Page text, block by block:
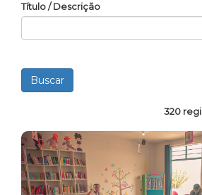
Título / Descrição
320